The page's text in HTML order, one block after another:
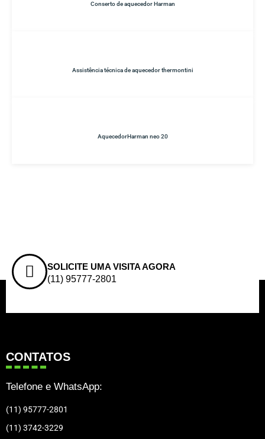
Conserto de aquecedor Harman
Assistência técnica de aquecedor thermontini
AquecedorHarman neo 20
SOLICITE UMA VISITA AGORA
(11) 95777-2801
CONTATOS
Telefone e WhatsApp:
(11) 95777-2801
(11) 3742-3229